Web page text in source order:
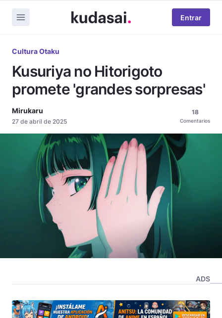
Entrar
Cultura Otaku
Kusuriya no Hitorigoto
promete 'grandes sorpresas'
Mirukaru
27 de abril de 2025
18
Comentarios
ADS